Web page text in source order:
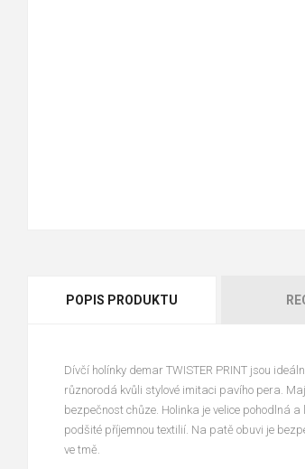
POPIS PRODUKTU
Dívčí holínky demar TWISTER PRINT jsou
různorodá kvůli stylové imitaci pavího pera.
bezpečnost chůze. Holinka je velice pohodlná
podšité příjemnou textilií. Na patě obuvi je
ve tmě.